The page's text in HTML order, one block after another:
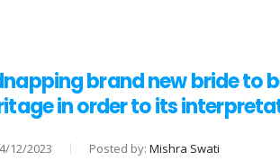
brand new bride to
in order to its
12/2023 Posted by: Mishra Swati